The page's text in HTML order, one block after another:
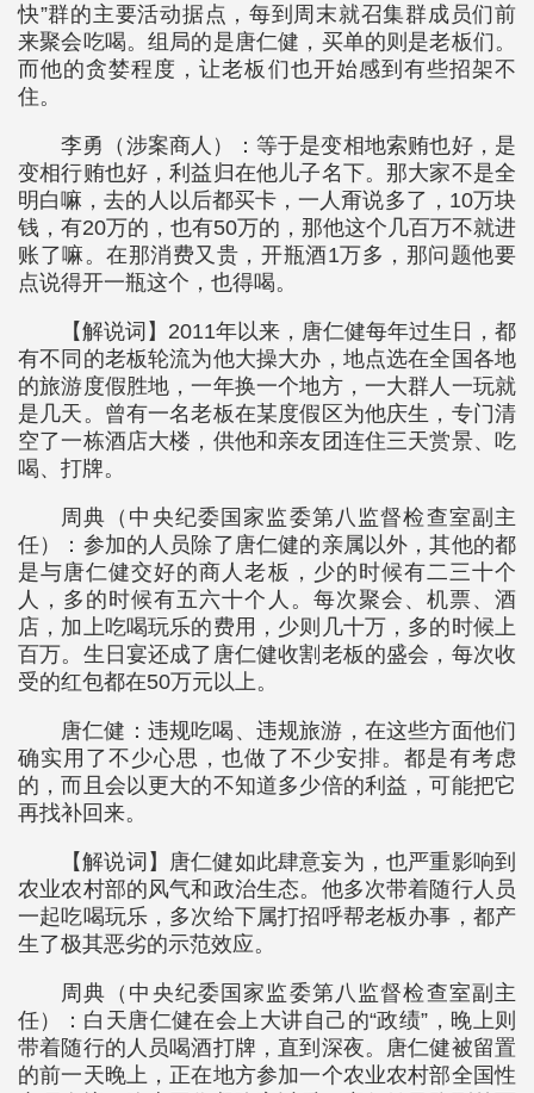
快”群的主要活动据点，每到周末就召集群成员们前
来聚会吃喝。组局的是唐仁健，买单的则是老板们。
而他的贪婪程度，让老板们也开始感到有些招架不
住。
李勇（涉案商人）：等于是变相地索贿也好，是
变相行贿也好，利益归在他儿子名下。那大家不是全
明白嘛，去的人以后都买卡，一人甭说多了，10万块
钱，有20万的，也有50万的，那他这个几百万不就进
账了嘛。在那消费又贵，开瓶酒1万多，那问题他要
点说得开一瓶这个，也得喝。
【解说词】2011年以来，唐仁健每年过生日，都
有不同的老板轮流为他大操大办，地点选在全国各地
的旅游度假胜地，一年换一个地方，一大群人一玩就
是几天。曾有一名老板在某度假区为他庆生，专门清
空了一栋酒店大楼，供他和亲友团连住三天赏景、吃
喝、打牌。
周典（中央纪委国家监委第八监督检查室副主
任）：参加的人员除了唐仁健的亲属以外，其他的都
是与唐仁健交好的商人老板，少的时候有二三十个
人，多的时候有五六十个人。每次聚会、机票、酒
店，加上吃喝玩乐的费用，少则几十万，多的时候上
百万。生日宴还成了唐仁健收割老板的盛会，每次收
受的红包都在50万元以上。
唐仁健：违规吃喝、违规旅游，在这些方面他们
确实用了不少心思，也做了不少安排。都是有考虑
的，而且会以更大的不知道多少倍的利益，可能把它
再找补回来。
【解说词】唐仁健如此肆意妄为，也严重影响到
农业农村部的风气和政治生态。他多次带着随行人员
一起吃喝玩乐，多次给下属打招呼帮老板办事，都产
生了极其恶劣的示范效应。
周典（中央纪委国家监委第八监督检查室副主
任）：白天唐仁健在会上大讲自己的“政绩”，晚上则
带着随行的人员喝酒打牌，直到深夜。唐仁健被留置
的前一天晚上，正在地方参加一个农业农村部全国性